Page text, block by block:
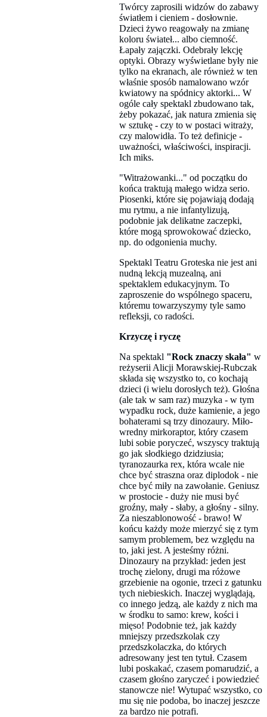
Twórcy zaprosili widzów do zabawy
światłem i cieniem - dosłownie.
Dzieci żywo reagowały na zmianę
koloru świateł... albo ciemność.
Łapały zajączki. Odebrały lekcję
optyki. Obrazy wyświetlane były nie
tylko na ekranach, ale również w ten
właśnie sposób namalowano wzór
kwiatowy na spódnicy aktorki... W
ogóle cały spektakl zbudowano tak,
żeby pokazać, jak natura zmienia się
w sztukę - czy to w postaci witraży,
czy malowidła. To też definicje -
uważności, właściwości, inspiracji.
Ich miks.
"Witrażowanki..." od początku do
końca traktują małego widza serio.
Piosenki, które się pojawiają dodają
mu rytmu, a nie infantylizują,
podobnie jak delikatne zaczepki,
które mogą sprowokować dziecko,
np. do odgonienia muchy.
Spektakl Teatru Groteska nie jest ani
nudną lekcją muzealną, ani
spektaklem edukacyjnym. To
zaproszenie do wspólnego spaceru,
któremu towarzyszymy tyle samo
refleksji, co radości.
Krzyczę i ryczę
Na spektakl "Rock znaczy skała" w
reżyserii Alicji Morawskiej-Rubczak
składa się wszystko to, co kochają
dzieci (i wielu dorosłych też). Głośna
(ale tak w sam raz) muzyka - w tym
wypadku rock, duże kamienie, a jego
bohaterami są trzy dinozaury. Miło-
wredny mirkoraptor, który czasem
lubi sobie poryczeć, wszyscy traktują
go jak słodkiego dzidziusia;
tyranozaurka rex, która wcale nie
chce być straszna oraz diplodok - nie
chce być miły na zawołanie. Geniusz
w prostocie - duży nie musi być
groźny, mały - słaby, a głośny - silny.
Za nieszablonowość - brawo! W
końcu każdy może mierzyć się z tym
samym problemem, bez względu na
to, jaki jest. A jesteśmy różni.
Dinozaury na przykład: jeden jest
trochę zielony, drugi ma różowe
grzebienie na ogonie, trzeci z gatunku
tych niebieskich. Inaczej wyglądają,
co innego jedzą, ale każdy z nich ma
w środku to samo: krew, kości i
mięso! Podobnie też, jak każdy
mniejszy przedszkolak czy
przedszkolaczka, do których
adresowany jest ten tytuł. Czasem
lubi poskakać, czasem pomarudzić, a
czasem głośno zaryczeć i powiedzieć
stanowcze nie! Wytupać wszystko, co
mu się nie podoba, bo inaczej jeszcze
za bardzo nie potrafi.